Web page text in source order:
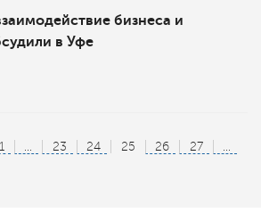
бизнеса и
в Уфе
1 ... 23 24 25 26 27
...